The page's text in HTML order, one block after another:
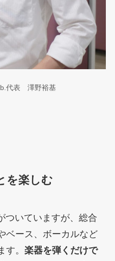
代表 澤野裕基
を楽しむ
ついていますが、総合
ベース、ボーカルなど
。 楽器を弾くだけで